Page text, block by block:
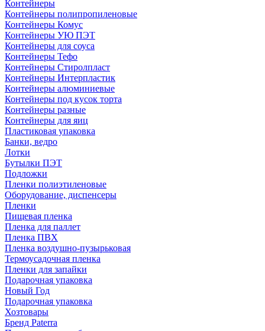
Контейнеры
Контейнеры полипропиленовые
Контейнеры Комус
Контейнеры УЮ ПЭТ
Контейнеры для соуса
Контейнеры Тефо
Контейнеры Стиролпласт
Контейнеры Интерпластик
Контейнеры алюминиевые
Контейнеры под кусок торта
Контейнеры разные
Контейнеры для яиц
Пластиковая упаковка
Банки, ведро
Лотки
Бутылки ПЭТ
Подложки
Пленки полиэтиленовые
Оборудование, диспенсеры
Пленки
Пищевая пленка
Пленка для паллет
Пленка ПВХ
Пленка воздушно-пузырьковая
Термоусадочная пленка
Пленки для запайки
Подарочная упаковка
Новый Год
Подарочная упаковка
Хозтовары
Бренд Paterra